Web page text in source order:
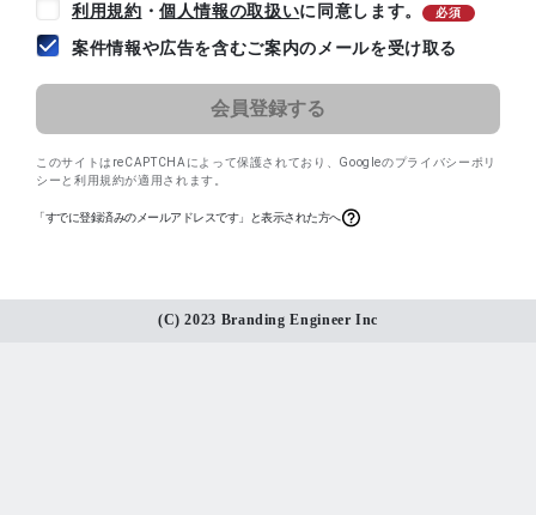
利用規約 ・個人情報の取扱いに同意します。 必須
案件情報や広告を含むご案内のメールを受け取る
このサイトはreCAPTCHAによって保護されており、 Googleのプライバシーポリ
シー と 利用規約が適用されます。
「すでに登録済みのメールアドレスです」と表示された方へ
(C) 2023 Branding Engineer Inc